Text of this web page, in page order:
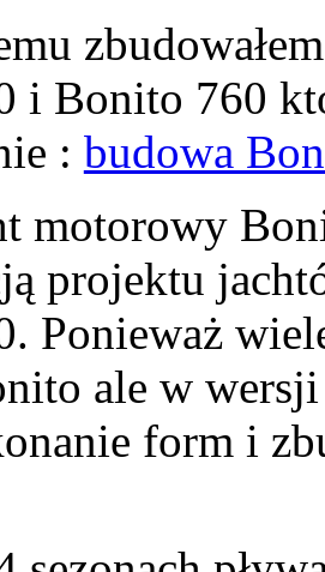
i Bonito 760
: budowa
motorowy
projektu
Ponieważ
ale w
form i